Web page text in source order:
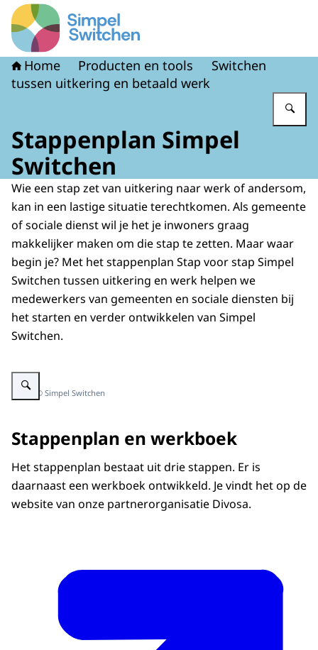
Naar de homepage van Simpel Switchen
Home Producten en tools
Switchen
tussen uitkering en betaald werk
Stappenplan Simpel
Switchen
Wie een stap zet van uitkering naar werk of andersom,
kan in een lastige situatie terechtkomen. Als gemeente
of sociale dienst wil je het je inwoners graag
makkelijker maken om die stap te zetten. Maar waar
begin je? Met het stappenplan Stap voor stap Simpel
Switchen tussen uitkering en werk helpen we
medewerkers van gemeenten en sociale diensten bij
het starten en verder ontwikkelen van Simpel
Switchen.
Vergroot afbeelding Aan de slag met het stappenplan
Beeld: © Simpel Switchen
Stappenplan en werkboek
Het stappenplan bestaat uit drie stappen. Er is
daarnaast een werkboek ontwikkeld. Je vindt het op de
website van onze partnerorganisatie Divosa.